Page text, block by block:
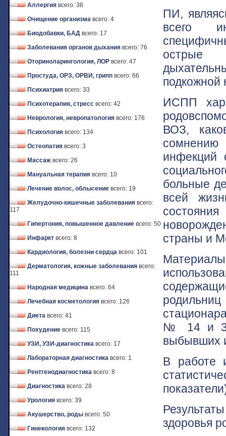
Аллергия всего: 38
Очищение организма всего: 4
Биодобавки, БАД всего: 17
Заболевания органов дыхания всего: 76
Оториноларингология, ЛОР всего: 47
Простуда, ОРЗ, ОРВИ, грипп всего: 66
Психиатрия всего: 33
Психотерапия, стресс всего: 42
Неврология, невропатология всего: 176
Психология всего: 134
Остеопатия всего: 3
Массаж всего: 26
Мануальная терапия всего: 10
Лечение волос, облысение всего: 19
Желудочно-кишечные заболевания всего:
117
Гипертония, повышенное давление всего: 50
Инфаркт всего: 8
Кардиология, болезни сердца всего: 101
Дерматология, кожные заболевания всего:
111
Народная медицина всего: 64
Лечебная косметология всего: 126
Диета всего: 41
Похудение всего: 115
УЗИ, УЗИ-диагностика всего: 17
Лабораторная диагностика всего: 1
Рентгенодиагностика всего: 8
Диагностика всего: 28
Урология всего: 39
Акушерство, роды всего: 50
Гинекология всего: 132
ПИ,
всего
острые
подкожной
ИСПП
ВОЗ,
сомнению
инфекций
больные
всей
страны и
№ 14 и
выбывших
В работе
здоровья